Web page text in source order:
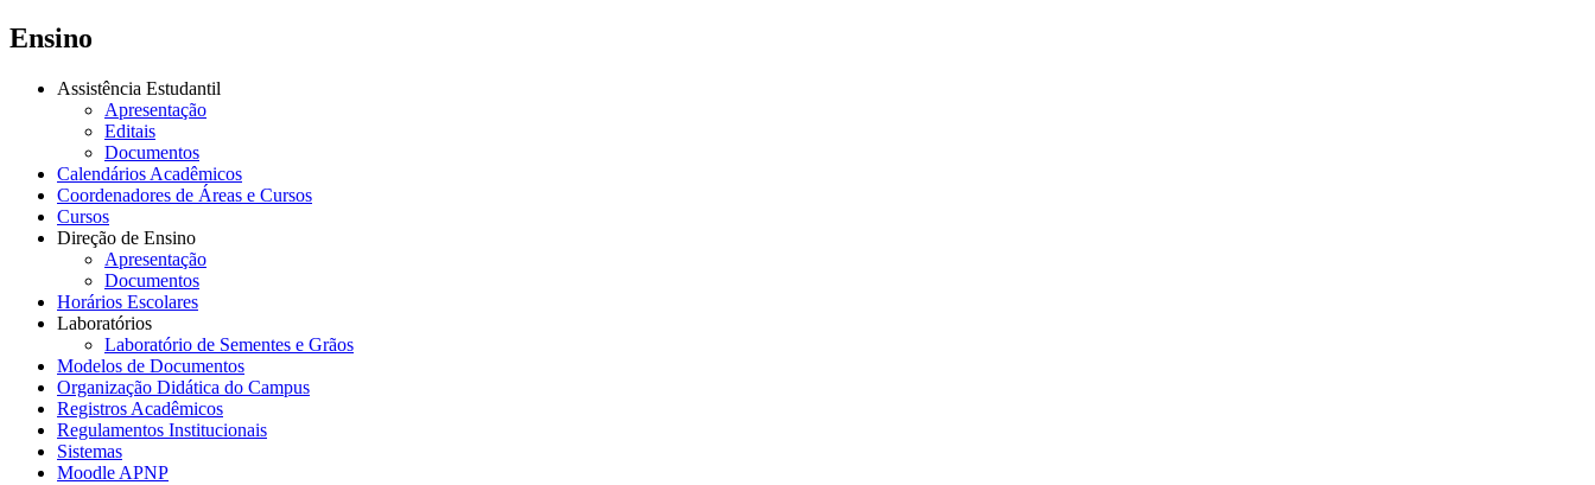
Ensino
Assistência Estudantil
Apresentação
Editais
Documentos
Calendários Acadêmicos
Coordenadores de Áreas e Cursos
Cursos
Direção de Ensino
Apresentação
Documentos
Horários Escolares
Laboratórios
Laboratório de Sementes e Grãos
Modelos de Documentos
Organização Didática do Campus
Registros Acadêmicos
Regulamentos Institucionais
Sistemas
Moodle APNP